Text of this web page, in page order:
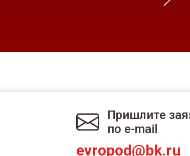
Пришлите
по e-mail
evropod@bk.ru